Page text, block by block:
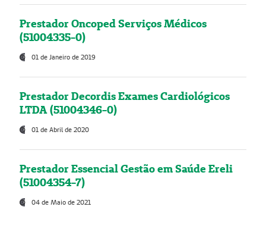
Prestador Oncoped Serviços Médicos
(51004335-0)
01 de Janeiro de 2019
Prestador Decordis Exames Cardiológicos
LTDA (51004346-0)
01 de Abril de 2020
Prestador Essencial Gestão em Saúde Ereli
(51004354-7)
04 de Maio de 2021